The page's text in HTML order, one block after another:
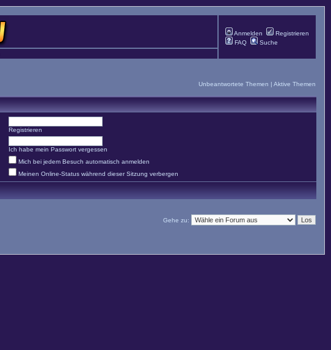
Anmelden
Registrieren
FAQ
Suche
Unbeantwortete Themen | Aktive Themen
Registrieren
Ich habe mein Passwort vergessen
Mich bei jedem Besuch automatisch anmelden
Meinen Online-Status während dieser Sitzung verbergen
Gehe zu: